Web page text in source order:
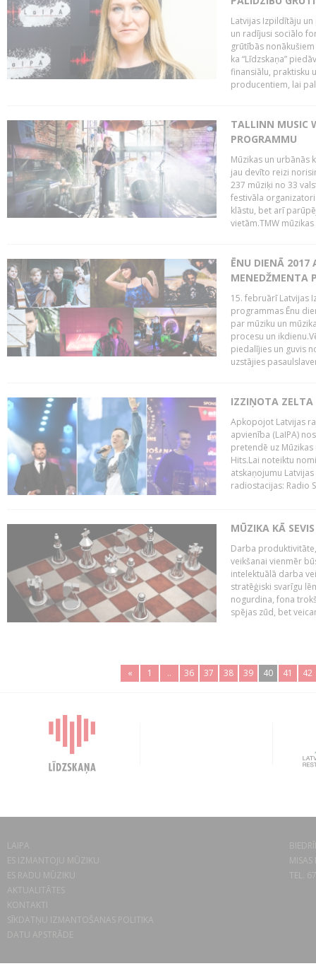
Latvijas Izpildītāju
un radījusi sociālo
grūtībās
ka “Līdzskaņa”
finansiālu, praktisku
producentiem, lai
TALLINN MUSIC
PROGRAMMU
Mūzikas un urbānās
jau devīto reizi
237 mūziķi no 33
festivāla
klāstu, bet arī
vietām.TMW
ĒNU DIENĀ 2017
MENEDŽMENTA
15. februārī Latvijas
programmas Ēnu
par mūziku un
procesu un
piedalījies un guvis
uzstājies
IZZIŅOTA ZELTA
Apkopojot Latvijas
apvienība (LaIPA)
pretendē uz
Hits.Lai noteiktu
atskaņojumu
radiostacijas: Radio
MŪZIKA KĀ
Darba
veikšanai vienmēr
intelektuālā darba
stratēģiski svarīgu
nogurdina, fona
spējas zūd, bet
« 1 .. 36 37 38 39 40 41 42
LAIPA
ES IZMANTOJU MŪZIKU
ES RADU MŪZIKU
AKTUALITĀTES
KONTAKTI
SĪKDATŅU IZMANTOŠANAS POLITIKA
DATU APSTRĀDE
TEL.